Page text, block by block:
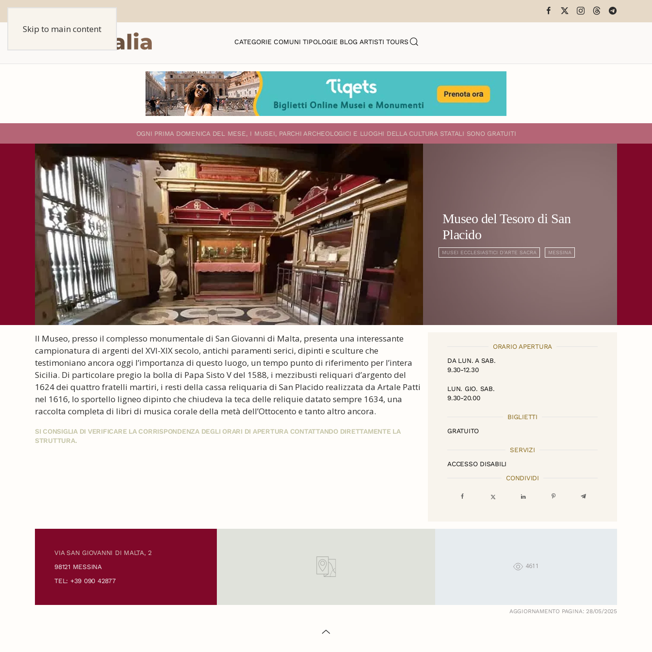
Skip to main content
CATEGORIE COMUNI TIPOLOGIE BLOG ARTISTI TOURS
OGNI PRIMA DOMENICA DEL MESE, I MUSEI, PARCHI ARCHEOLOGICI E LUOGHI DELLA CULTURA STATALI SONO GRATUITI
Museo del Tesoro di San
Placido
MUSEI ECCLESIASTICI D'ARTE SACRA MESSINA
Il Museo, presso il complesso monumentale di San Giovanni di Malta, presenta una interessante
campionatura di argenti del XVI-XIX secolo, antichi paramenti serici, dipinti e sculture che
testimoniano ancora oggi l’importanza di questo luogo, un tempo punto di riferimento per l’intera
Sicilia. Di particolare pregio la bolla di Papa Sisto V del 1588, i mezzibusti reliquari d’argento del
1624 dei quattro fratelli martiri, i resti della cassa reliquaria di San Placido realizzata da Artale Patti
nel 1616, lo sportello ligneo dipinto che chiudeva la teca delle reliquie datato sempre 1634, una
raccolta completa di libri di musica corale della metà dell’Ottocento e tanto altro ancora.
SI CONSIGLIA DI VERIFICARE LA CORRISPONDENZA DEGLI ORARI DI APERTURA CONTATTANDO DIRETTAMENTE LA
STRUTTURA.
ORARIO APERTURA
DA LUN. A SAB.
9.30-12.30
LUN. GIO. SAB.
9.30-20.00
BIGLIETTI
GRATUITO
SERVIZI
ACCESSO DISABILI
CONDIVIDI
VIA SAN GIOVANNI DI MALTA, 2
98121 MESSINA
TEL: +39 090 42877
4611
AGGIORNAMENTO PAGINA: 28/05/2025